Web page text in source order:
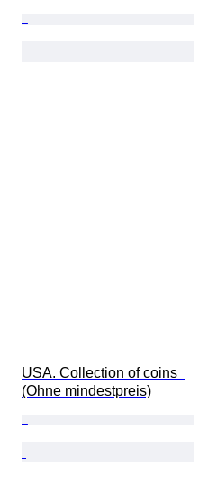
USA. Collection of coins
(Ohne mindestpreis)